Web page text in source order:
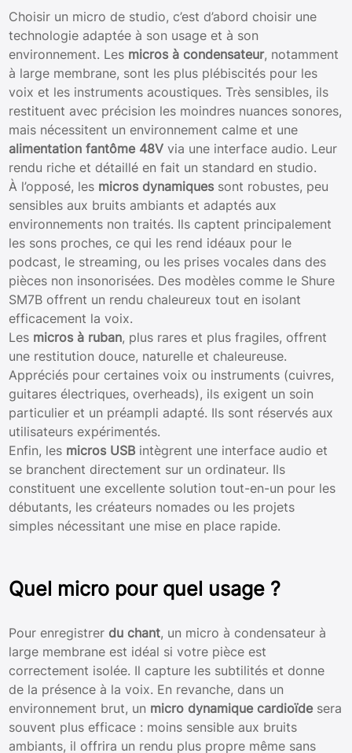
Choisir un micro de studio, c’est d’abord choisir une
technologie adaptée à son usage et à son
environnement. Les micros à condensateur, notamment
à large membrane, sont les plus plébiscités pour les
voix et les instruments acoustiques. Très sensibles, ils
restituent avec précision les moindres nuances sonores,
mais nécessitent un environnement calme et une
alimentation fantôme 48V via une interface audio. Leur
rendu riche et détaillé en fait un standard en studio.
À l’opposé, les micros dynamiquessont robustes, peu
sensibles aux bruits ambiants et adaptés aux
environnements non traités. Ils captent principalement
les sons proches, ce qui les rend idéaux pour le
podcast, le streaming, ou les prises vocales dans des
pièces non insonorisées. Des modèles comme le Shure
SM7B offrent un rendu chaleureux tout en isolant
efficacement la voix.
Les micros à ruban, plus rares et plus fragiles, offrent
une restitution douce, naturelle et chaleureuse.
Appréciés pour certaines voix ou instruments (cuivres,
guitares électriques, overheads), ils exigent un soin
particulier et un préampli adapté. Ils sont réservés aux
utilisateurs expérimentés.
Enfin, les micros USB intègrent une interface audio et
se branchent directement sur un ordinateur. Ils
constituent une excellente solution tout-en-un pour les
débutants, les créateurs nomades ou les projets
simples nécessitant une mise en place rapide.
Quel micro pour quel usage ?
Pour enregistrerdu chant, un micro à condensateur à
large membrane est idéal si votre pièce est
correctement isolée. Il capture les subtilités et donne
de la présence à la voix. En revanche, dans un
environnement brut, un micro dynamique cardioïde sera
souvent plus efficace : moins sensible aux bruits
ambiants, il offrira un rendu plus propre même sans